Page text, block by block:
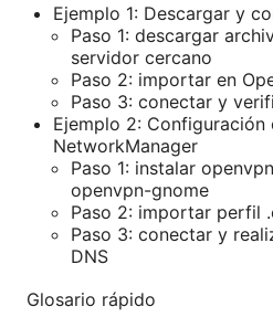
Ejemplo 1: Descargar y
Paso 1: descargar
servidor cercano
Paso 2: importar en
Paso 3: conectar y
Ejemplo 2: Configuración
NetworkManager
Paso 1: instalar
openvpn-gnome
Paso 2: importar perfil
Paso 3: conectar y
DNS
Glosario rápido